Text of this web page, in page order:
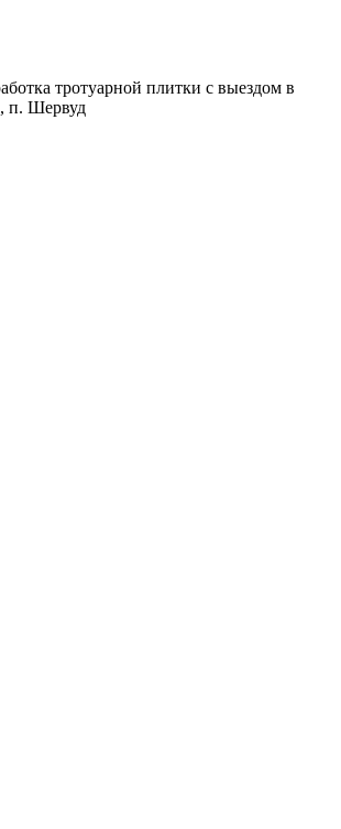
тротуарной плитки с выездом в
п. Шервуд